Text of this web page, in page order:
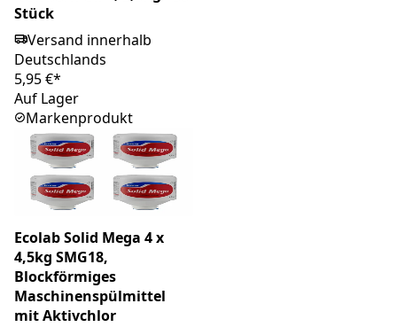
Stück
Versand innerhalb
Deutschlands
5,95 €*
Auf Lager
Markenprodukt
Ecolab Solid Mega 4 x
4,5kg SMG18,
Blockförmiges
Maschinenspülmittel
mit Aktivchlor